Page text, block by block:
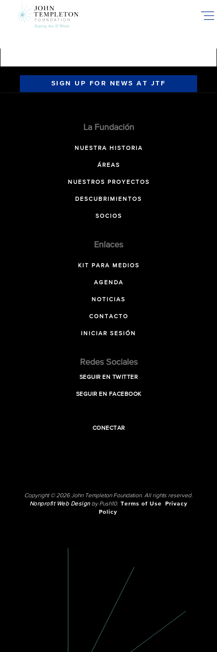
SIGN UP FOR NEWS AT JTF
La Fundación
NUESTRA HISTORIA
ÁREAS
NUESTROS PROYECTOS
DESCUBRIMIENTOS
SOCIOS
Enlaces
KIT PARA MEDIOS
AGENDA
NOTICIAS
CONTACTO
INICIAR SESIÓN
Redes Sociales
SEGUIR EN TWITTER
SEGUIR EN FACEBOOK
CONECTAR
Copyright © 2026 John Templeton Foundation. All rights reserved.
Nonprofit Web Designby Push10. Terms of Use
Privacy
Policy